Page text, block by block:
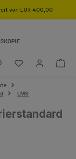
von EUR 400,00
Du hast 0
LMS